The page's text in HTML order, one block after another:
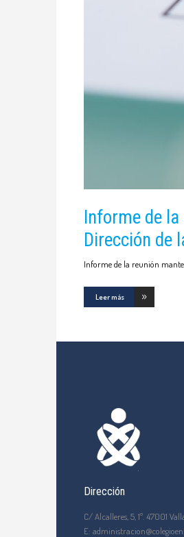
Informe de
Dirección de
Informe de la reunión
Leer más
Dirección
C/ Alcalleres, 5, 1º. 47001
E: